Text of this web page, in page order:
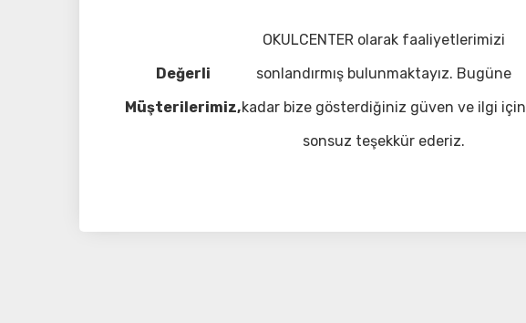
Değerli
Müşterilerimiz,
OKULCENTER olarak faaliyetlerimizi
sonlandırmış bulunmaktayız. Bugüne
kadar bize gösterdiğiniz güven ve ilgi için
sonsuz teşekkür ederiz.